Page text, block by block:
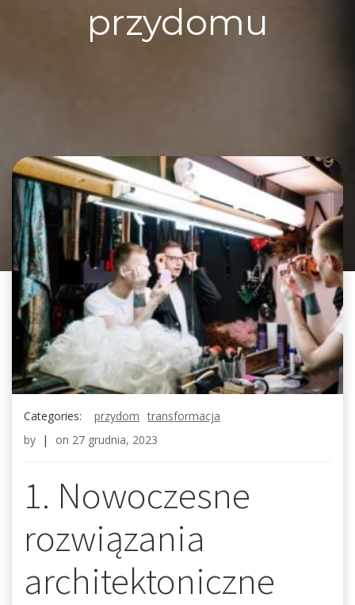
przydomu
Categories: przydom transformacja
by | on 27 grudnia, 2023
1. Nowoczesne
rozwiązania
architektoniczne